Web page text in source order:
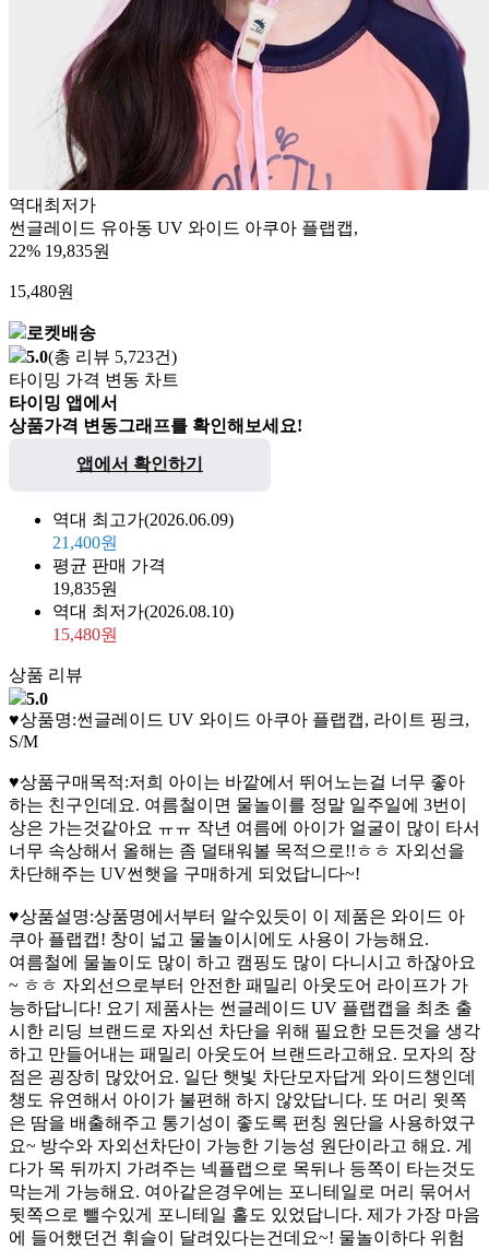
역대최저가
썬글레이드 유아동 UV 와이드 아쿠아 플랩캡,
22% 19,835원
15,480원
로켓배송
5.0(총 리뷰 5,723건)
타이밍 가격 변동 차트
타이밍 앱에서
상품가격 변동그래프를 확인해보세요!
앱에서 확인하기
역대 최고가(2026.06.09)
21,400원
평균 판매 가격
19,835원
역대 최저가(2026.08.10)
15,480원
상품 리뷰
5.0
♥상품명:썬글레이드 UV 와이드 아쿠아 플랩캡, 라이트 핑크,
S/M
♥상품구매목적:저희 아이는 바깥에서 뛰어노는걸 너무 좋아
하는 친구인데요. 여름철이면 물놀이를 정말 일주일에 3번이
상은 가는것같아요 ㅠㅠ 작년 여름에 아이가 얼굴이 많이 타서
너무 속상해서 올해는 좀 덜태워볼 목적으로!!ㅎㅎ 자외선을
차단해주는 UV썬햇을 구매하게 되었답니다~!
♥상품설명:상품명에서부터 알수있듯이 이 제품은 와이드 아
쿠아 플랩캡! 창이 넓고 물놀이시에도 사용이 가능해요.
여름철에 물놀이도 많이 하고 캠핑도 많이 다니시고 하잖아요
~ ㅎㅎ 자외선으로부터 안전한 패밀리 아웃도어 라이프가 가
능하답니다! 요기 제품사는 썬글레이드 UV 플랩캡을 최초 출
시한 리딩 브랜드로 자외선 차단을 위해 필요한 모든것을 생각
하고 만들어내는 패밀리 아웃도어 브랜드라고해요. 모자의 장
점은 굉장히 많았어요. 일단 햇빛 차단모자답게 와이드챙인데
챙도 유연해서 아이가 불편해 하지 않았답니다. 또 머리 윗쪽
은 땀을 배출해주고 통기성이 좋도록 펀칭 원단을 사용하였구
요~ 방수와 자외선차단이 가능한 기능성 원단이라고 해요. 게
다가 목 뒤까지 가려주는 넥플랩으로 목뒤나 등쪽이 타는것도
막는게 가능해요. 여아같은경우에는 포니테일로 머리 묶어서
뒷쪽으로 뺄수있게 포니테일 홀도 있었답니다. 제가 가장 마음
에 들어했던건 휘슬이 달려있다는건데요~! 물놀이하다 위험